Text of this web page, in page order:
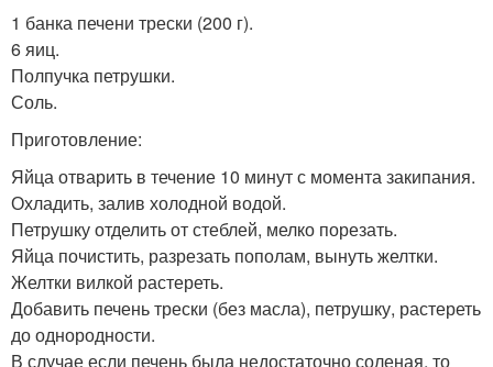
1 банка печени трески (200 г).
6 яиц.
Полпучка петрушки.
Соль.
Приготовление:
Яйца отварить в течение 10 минут с момента закипания.
Охладить, залив холодной водой.
Петрушку отделить от стеблей, мелко порезать.
Яйца почистить, разрезать пополам, вынуть желтки.
Желтки вилкой растереть.
Добавить печень трески (без масла), петрушку, растереть
до однородности.
В случае если печень была недостаточно соленая, то